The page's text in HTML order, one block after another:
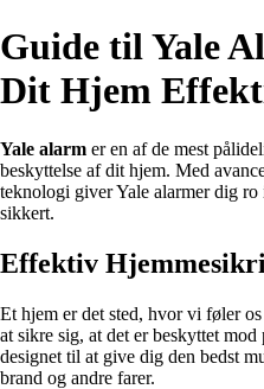
Guide til Yale
Dit Hjem
Yale alarm er en af de mest
beskyttelse af dit hjem. Med
teknologi giver Yale alarmer dig
sikkert.
Effektiv
Et hjem er det sted, hvor vi føler
at sikre sig, at det er beskyttet
designet til at give dig den bedst
brand og andre farer.